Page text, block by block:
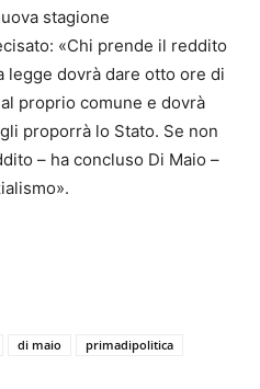
stagione
«Chi prende il reddito
legge dovrà dare otto ore di
proprio comune e dovrà
proporrà lo Stato. Se non
– ha concluso Di Maio –
di maio
primadipolitica